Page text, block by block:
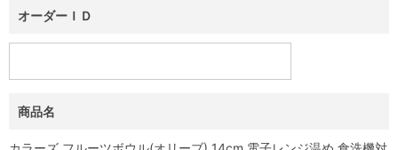
オーダーＩＤ
商品名